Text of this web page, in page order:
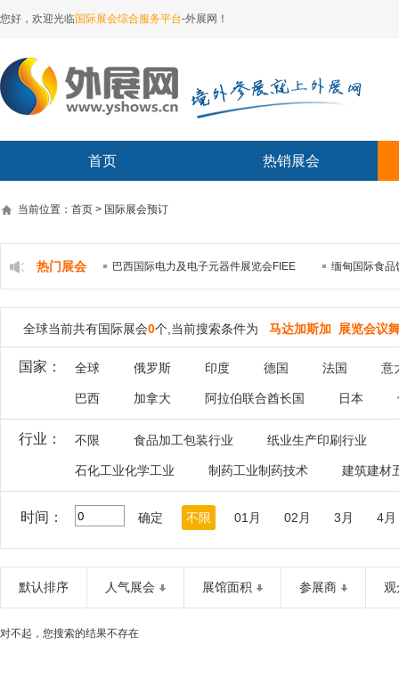
您好，欢迎光临 国际展会综合服务平台-外展网！
首页 热销展会
当前位置：首页 > 国际展会预订
热门展会 巴西国际电力及电子元器件展览会FIEE 缅甸国际食品
全球当前共有国际展会0个,当前搜索条件为 马达加斯加 展览会议
国家： 全球 俄罗斯 印度 德国 法国 意
巴西 加拿大 阿拉伯联合酋长国 日本
行业： 不限 食品加工包装行业 纸业生产印刷行业
石化工业化学工业 制药工业制药技术 建筑建材
时间： 确定 不限 01月 02月 3月 4月
默认排序 人气展会 展馆面积 参展商 观
对不起，您搜索的结果不存在